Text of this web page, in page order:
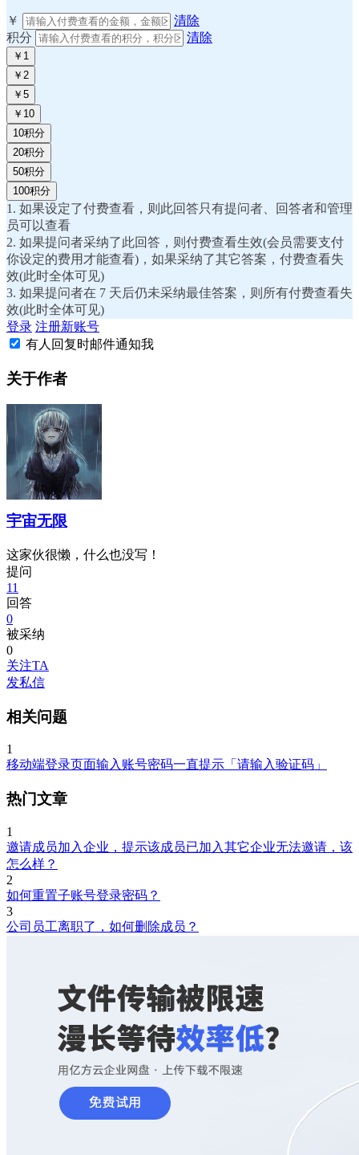
￥
清除
积分
清除
￥1
￥2
￥5
￥10
10积分
20积分
50积分
100积分
1. 如果设定了付费查看，则此回答只有提问者、回答者和管理
员可以查看
2. 如果提问者采纳了此回答，则付费查看生效(会员需要支付
你设定的费用才能查看)，如果采纳了其它答案，付费查看失
效(此时全体可见)
3. 如果提问者在 7 天后仍未采纳最佳答案，则所有付费查看失
效(此时全体可见)
登录 注册新账号
有人回复时邮件通知我
关于作者
宇宙无限
这家伙很懒，什么也没写！
提问
11
回答
0
被采纳
0
关注TA
发私信
相关问题
1
移动端登录页面输入账号密码一直提示「请输入验证码」
热门文章
1
邀请成员加入企业，提示该成员已加入其它企业无法邀请，该
怎么样？
2
如何重置子账号登录密码？
3
公司员工离职了，如何删除成员？